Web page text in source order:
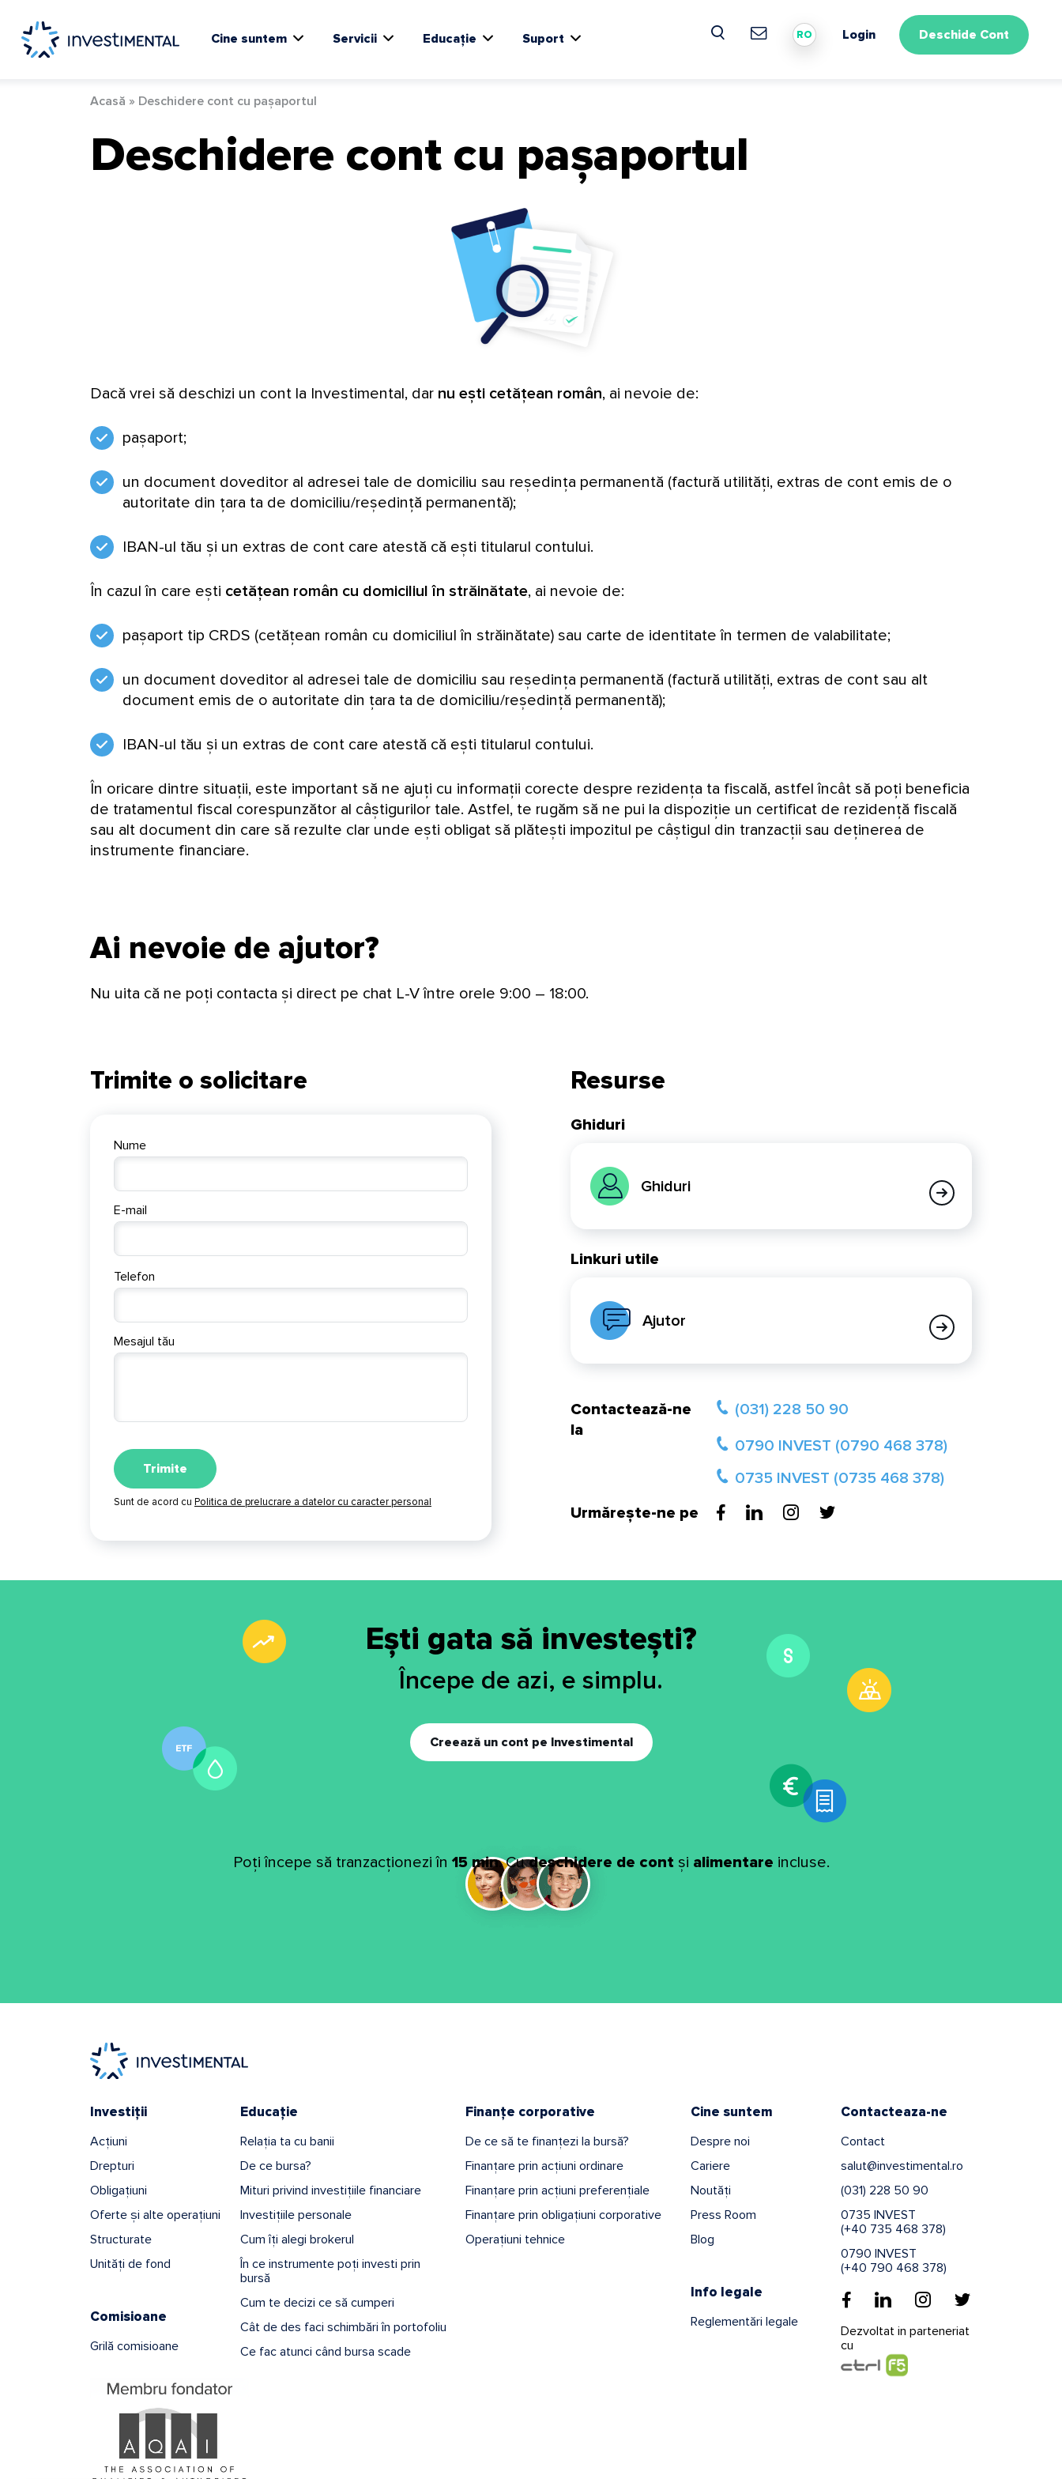
content
Cine suntem Servicii Educație Suport RO Login Deschide Cont
Acasă » Deschidere cont cu pașaportul
Deschidere cont cu pașaportul
Dacă vrei să deschizi un cont la Investimental, dar nu ești cetățean român, ai nevoie de:
pașaport;
un document doveditor al adresei tale de domiciliu sau reședința permanentă (factură utilități, extras de cont emis de o
autoritate din țara ta de domiciliu/reședință permanentă);
IBAN-ul tău și un extras de cont care atestă că ești titularul contului.
În cazul în care ești cetățean român cu domiciliul în străinătate, ai nevoie de:
pașaport tip CRDS (cetățean român cu domiciliul în străinătate) sau carte de identitate în termen de valabilitate;
un document doveditor al adresei tale de domiciliu sau reședința permanentă (factură utilități, extras de cont sau alt
document emis de o autoritate din țara ta de domiciliu/reședință permanentă);
IBAN-ul tău și un extras de cont care atestă că ești titularul contului.
În oricare dintre situații, este important să ne ajuți cu informații corecte despre rezidența ta fiscală, astfel încât să poți beneficia
de tratamentul fiscal corespunzător al câștigurilor tale. Astfel, te rugăm să ne pui la dispoziție un certificat de rezidență fiscală
sau alt document din care să rezulte clar unde ești obligat să plătești impozitul pe câștigul din tranzacții sau deținerea de
instrumente financiare.
Ai nevoie de ajutor?
Nu uita că ne poți contacta și direct pe chat L-V între orele 9:00 – 18:00.
Trimite o solicitare
Nume
E-mail
Telefon
Mesajul tău
Sunt de acord cu Politica de prelucrare a datelor cu caracter personal
Resurse
Ghiduri
Ghiduri
Linkuri utile
Ajutor
Contactează-ne
la
(031) 228 50 90
0790 INVEST (0790 468 378)
0735 INVEST (0735 468 378)
Urmărește-ne pe
Ești gata să investești?
Începe de azi, e simplu.
Creează un cont pe Investimental
Poți începe să tranzacționezi în 15 min. Cudeschidere de cont și alimentare incluse.
Investiții
Acțiuni
Drepturi
Obligațiuni
Oferte și alte operațiuni
Structurate
Unități de fond
Comisioane
Grilă comisioane
Educație
Relația ta cu banii
De ce bursa?
Mituri privind investițiile financiare
Investițiile personale
Cum îți alegi brokerul
În ce instrumente poți investi prin
bursă
Cum te decizi ce să cumperi
Cât de des faci schimbări în portofoliu
Ce fac atunci când bursa scade
Finanțe corporative
De ce să te finanțezi la bursă?
Finanțare prin acțiuni ordinare
Finanțare prin acțiuni preferențiale
Finanțare prin obligațiuni corporative
Operațiuni tehnice
Cine suntem
Despre noi
Cariere
Noutăți
Press Room
Blog
Info legale
Reglementări legale
Contacteaza-ne
Contact
salut@investimental.ro
(031) 228 50 90
0735 INVEST
(+40 735 468 378)
0790 INVEST
(+40 790 468 378)
Dezvoltat in parteneriat
cu